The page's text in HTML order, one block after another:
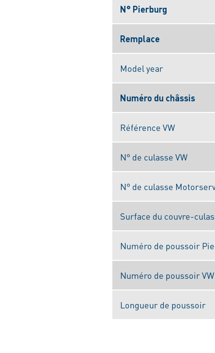
N° Pierburg
Remplace
Model year
Numéro du châssis
Référence VW
N° de culasse VW
N° de culasse
Surface du couvre-
Numéro de poussoir
Numéro de poussoir VW
Longueur de poussoir